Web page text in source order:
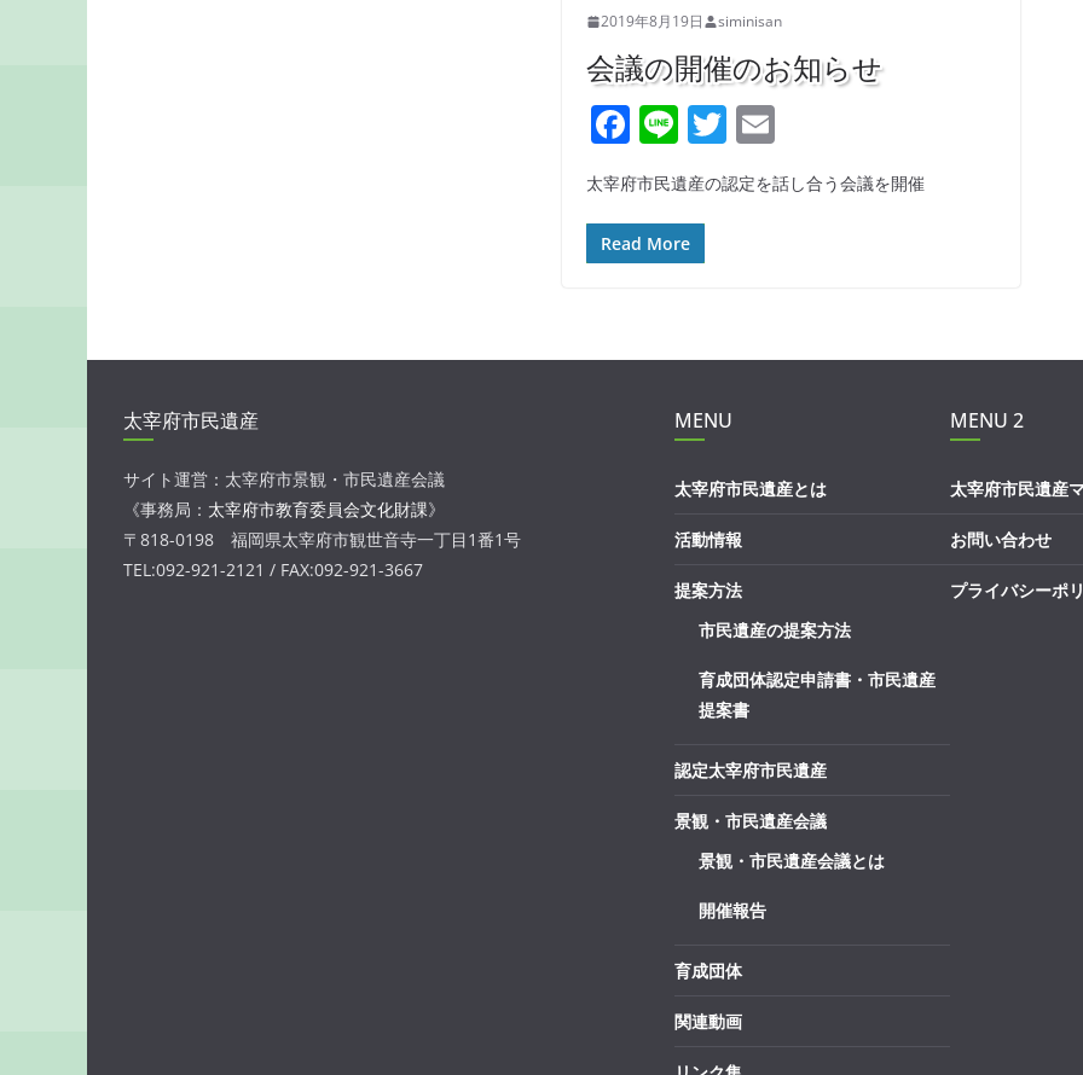
2019年8月19日 siminisan
会議の開催のお知らせ
F
a
c
e
b
o
Li
n
e
T
w
itt
m
ai
太宰府市民遺産の認定を話し合う会議を開催
Read More
太宰府市民遺産
サイト運営：太宰府市景観・市民遺産会議
《事務局： 太宰府市教育委員会文化財課》
〒818-0198 福岡県太宰府市観世音寺一丁目1番1号
TEL:092-921-2121 / FAX:092-921-3667
MENU
太宰府市民遺産とは
活動情報
提案方法
市民遺産の提案方法
育成団体認定申請書・市民遺産
提案書
認定太宰府市民遺産
景観・市民遺産会議
景観・市民遺産会議とは
開催報告
育成団体
関連動画
MENU 2
太宰府市民遺産
お問い合わせ
プライバシーポ